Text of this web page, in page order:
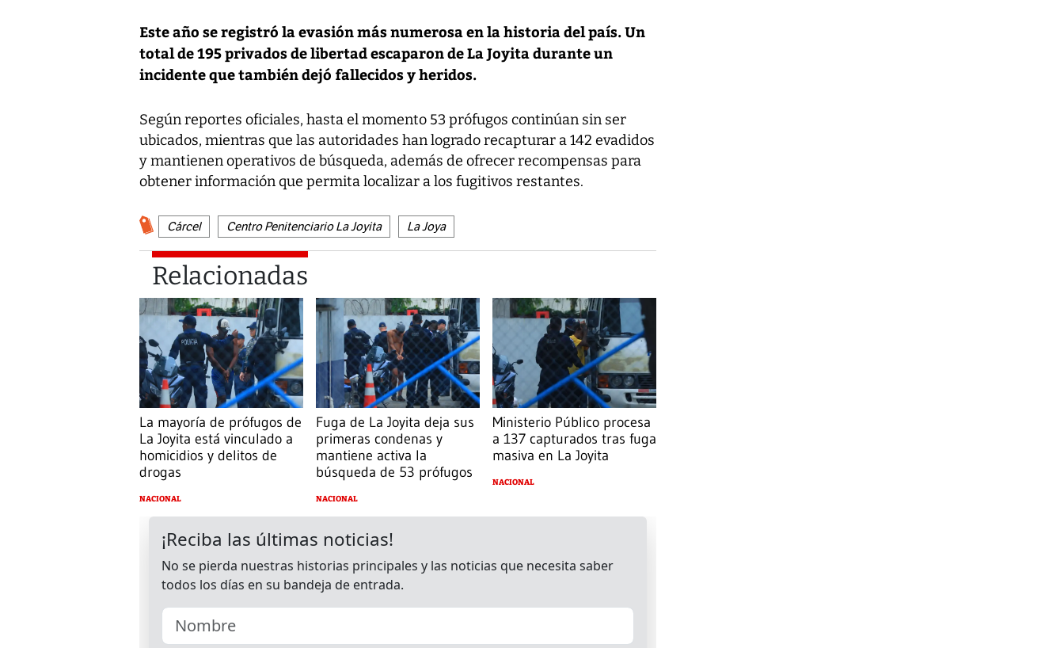
Este año se registró la evasión más numerosa en la historia del país. Un
total de 195 privados de libertad escaparon de La Joyita durante un
incidente que también dejó fallecidos y heridos.
Según reportes oficiales, hasta el momento 53 prófugos continúan sin ser
ubicados, mientras que las autoridades han logrado recapturar a 142 evadidos
y mantienen operativos de búsqueda, además de ofrecer recompensas para
obtener información que permita localizar a los fugitivos restantes.
Cárcel Centro Penitenciario La Joyita La Joya
Relacionadas
La mayoría de prófugos de
La Joyita está vinculado a
homicidios y delitos de
drogas
NACIONAL
Fuga de La Joyita deja sus
primeras condenas y
mantiene activa la
búsqueda de 53 prófugos
NACIONAL
Ministerio Público procesa
a 137 capturados tras fuga
masiva en La Joyita
NACIONAL